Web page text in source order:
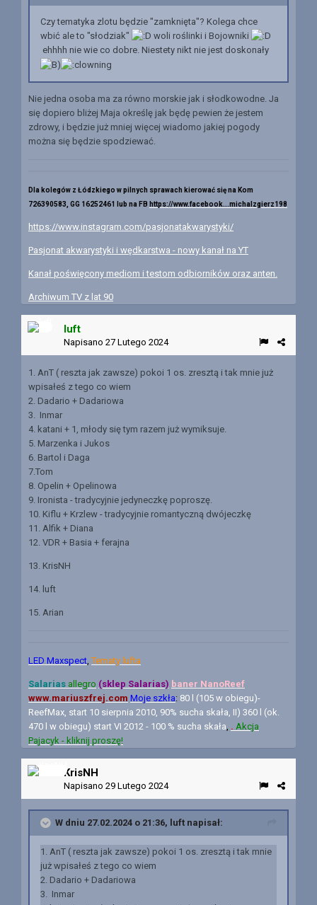
Czy tematyka zlotu będzie "zamknięta"? Kolega chce
wbić ale to "słodziak"
woli roślinki i Bojowniki
ehhhh nie wie co dobre. Niestety nikt nie jest doskonały
Nie jedna osoba ma za równo morskie jak i słodkowodne. Ja
się dopiero bliżej Maja określę jak będę pewien że jestem
zdrowy, i będzie już mniej więcej wiadomo jakiej pogody
można się będzie spodziewać.
Dla kolegów z Łódzkiego w pilnych sprawach kierować się na Kom
726390583, GG 16252461 lub na FB https://www.facebook...michalzgierz198
https://www.instagram.com/pasjonatakwarystyki/
Pasjonat akwarystyki i wędkarstwa - nowy kanał na YT
Kanał poświęcony mediom i testom odbiorników oraz anten.
Archiwum TV z lat 90
luft
Napisano 27 Lutego 2024
1. AnT ( reszta jak zawsze) pokoi 1 os. zresztą i tak mnie już
wpisałeś z tego co wiem
2. Dadario + Dadariowa
3. Inmar
4. katani + 1, młody się tym razem już wymiksuje.
5. Marzenka i Jukos
6. Bartol i Daga
7.Tom
8. Opelin + Opelinowa
9. Ironista - tradycyjnie jedyneczkę poproszę.
10. Kiflu + Krzlew - tradycyjnie romantyczną dwójeczkę
11. Alfik + Diana
12. VDR + Basia + ferajna
13. KrisNH
14. luft
15. Arian
LED Maxspect ,Tematy lufta
Salarias allegro (sklep Salarias) baner NanoReef
www.mariuszfrej.com Moje szkła: 80 l (105 w obiegu)-
ReefMax, start 10 sierpnia 2010, 90% sucha skała, II) 360 l (ok.
470 l w obiegu) start VI 2012 - 100 % sucha skała . Akcja
Pajacyk - kliknij proszę!
KrisNH
Napisano 29 Lutego 2024
W dniu 27.02.2024 o 21:36, luft napisał:
1. AnT ( reszta jak zawsze) pokoi 1 os. zresztą i tak mnie
już wpisałeś z tego co wiem
2. Dadario + Dadariowa
3. Inmar